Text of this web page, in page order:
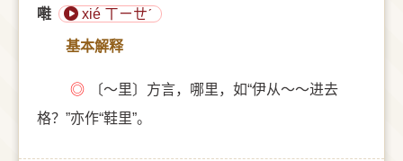
嚡 xié ㄒㄧㄝˊ
基本解释
◎
〔～里〕方言，哪里，如“伊从～～进去
格？”亦作“鞋里”。